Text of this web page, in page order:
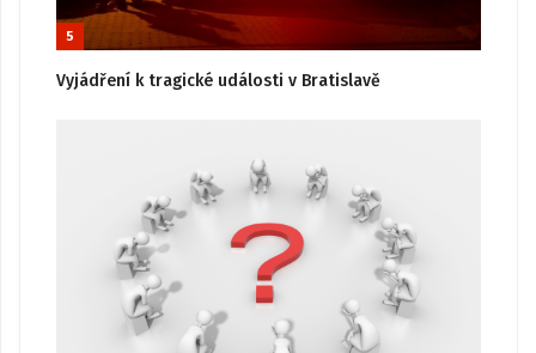
5
Vyjádření k tragické události v Bratislavě